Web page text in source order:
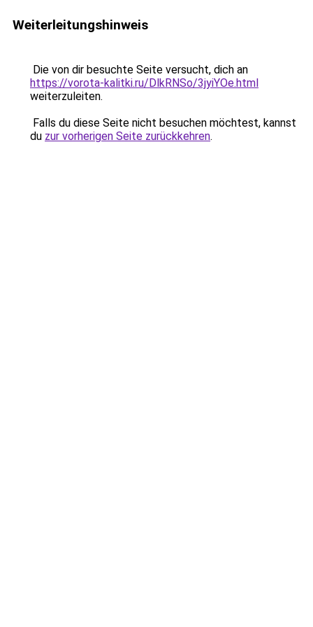
Weiterleitungshinweis
Die von dir besuchte Seite versucht, dich an
https://vorota-kalitki.ru/DlkRNSo/3jyiYOe.html
weiterzuleiten.
Falls du diese Seite nicht besuchen möchtest, kannst
du zur vorherigen Seite zurückkehren.